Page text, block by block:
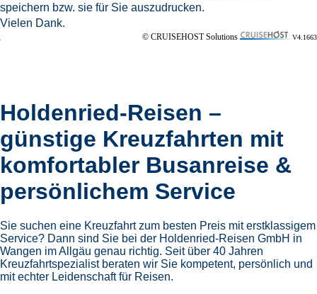
speichern bzw. sie für Sie auszudrucken.
Vielen Dank.
© CRUISEHOST Solutions V4.1663
Holdenried-Reisen –
günstige Kreuzfahrten mit
komfortabler Busanreise &
persönlichem Service
Sie suchen eine Kreuzfahrt zum besten Preis mit erstklassigem
Service? Dann sind Sie bei der Holdenried-Reisen GmbH in
Wangen im Allgäu genau richtig. Seit über 40 Jahren
Kreuzfahrtspezialist beraten wir Sie kompetent, persönlich und
mit echter Leidenschaft für Reisen.